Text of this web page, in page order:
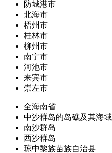
防城港市
北海市
梧州市
桂林市
柳州市
南宁市
河池市
来宾市
崇左市
全海南省
中沙群岛的岛礁及其海域
南沙群岛
西沙群岛
琼中黎族苗族自治县